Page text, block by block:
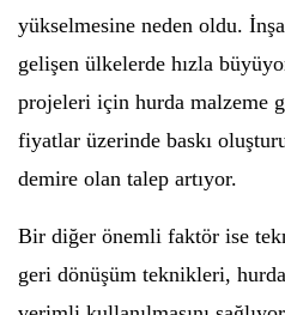
yükselmesine neden oldu.
gelişen ülkelerde hızla
projeleri için hurda malzeme
fiyatlar üzerinde baskı
demire olan talep artıyor.
Bir diğer önemli faktör ise
geri dönüşüm teknikleri,